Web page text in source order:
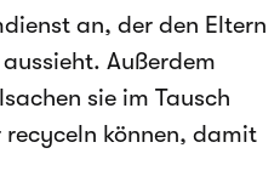
an, der den Eltern
Außerdem
sie im Tausch
können, damit